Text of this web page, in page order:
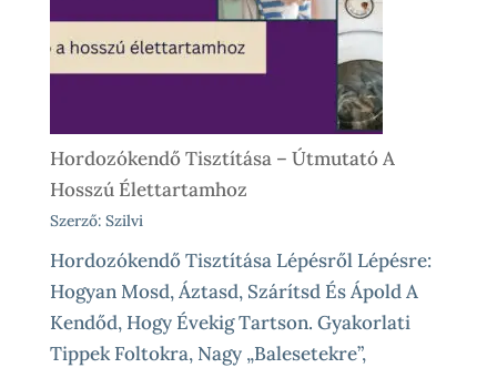
És
Különleges
Élethelyzetekre
Hordozókendő Tisztítása – Útmutató A
Hosszú Élettartamhoz
Szerző: Szilvi
Hordozókendő Tisztítása Lépésről Lépésre:
Hogyan Mosd, Áztasd, Szárítsd És Ápold A
Kendőd, Hogy Évekig Tartson. Gyakorlati
Tippek Foltokra, Nagy „balesetekre”,